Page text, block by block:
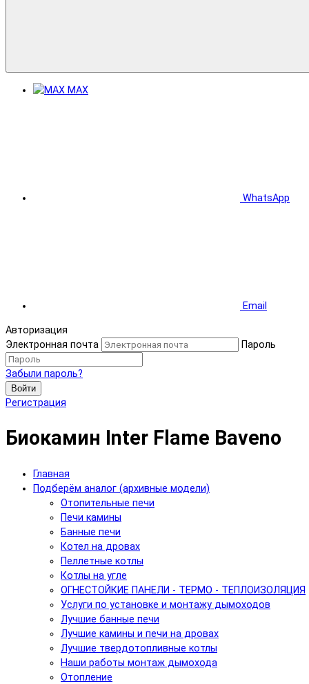
MAX
WhatsApp
Email
Авторизация
Электронная почта
Пароль
Забыли пароль?
Войти
Регистрация
Биокамин Inter Flame Baveno
Главная
Подберём аналог (архивные модели)
Отопительные печи
Печи камины
Банные печи
Котел на дровах
Пеллетные котлы
Котлы на угле
ОГНЕСТОЙКИЕ ПАНЕЛИ - ТЕРМО - ТЕПЛОИЗОЛЯЦИЯ
Услуги по установке и монтажу дымоходов
Лучшие банные печи
Лучшие камины и печи на дровах
Лучшие твердотопливные котлы
Наши работы монтаж дымохода
Отопление